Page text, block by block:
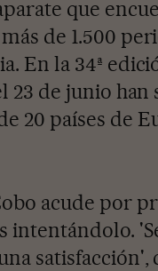
que
de 1.500
En la 34ª
23 de junio han
20 países de
acude por
intentándolo.
satisfacción',